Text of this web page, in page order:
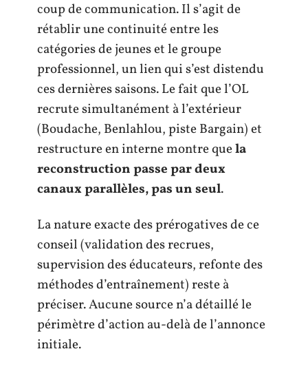
coup de communication. Il s’agit de
rétablir une continuité entre les
catégories de jeunes et le groupe
professionnel, un lien qui s’est distendu
ces dernières saisons. Le fait que l’OL
recrute simultanément à l’extérieur
(Boudache, Benlahlou, piste Bargain) et
restructure en interne montre quela
reconstruction passe par deux
canaux parallèles, pas un seul.
La nature exacte des prérogatives de ce
conseil (validation des recrues,
supervision des éducateurs, refonte des
méthodes d’entraînement) reste à
préciser. Aucune source n’a détaillé le
périmètre d’action au-delà de l’annonce
initiale.